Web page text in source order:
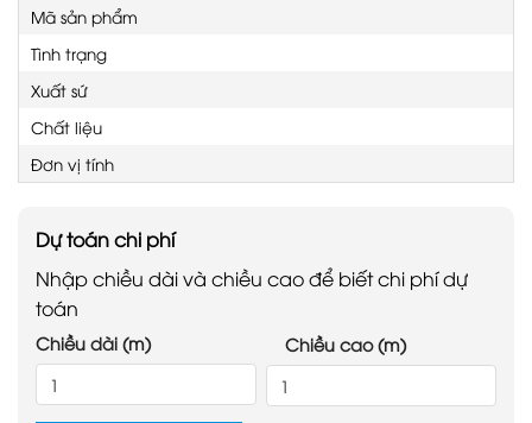
Mã sản phẩm
Tình trạng
Xuất sứ
Chất liệu
Đơn vị tính
Dự toán chi phí
Nhập chiều dài và chiều cao để biết chi phí dự
toán
Chiều dài (m) Chiều cao (m)